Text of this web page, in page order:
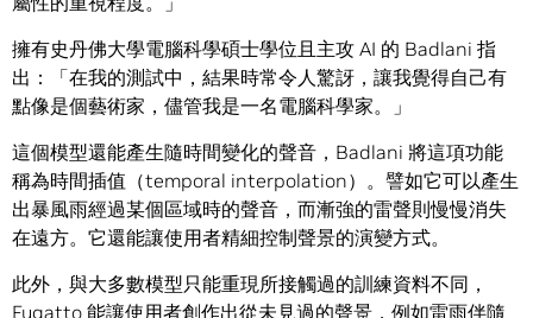
擁有史丹佛大學電腦科學碩士學位且主攻 AI 的 Badlani 指
出：「在我的測試中，結果時常令人驚訝，讓我覺得自己有
點像是個藝術家，儘管我是一名電腦科學家。」
這個模型還能產生隨時間變化的聲音，Badlani 將這項功能
稱為時間插值（temporal interpolation）。譬如它可以產生
出暴風雨經過某個區域時的聲音，而漸強的雷聲則慢慢消失
在遠方。它還能讓使用者精細控制聲景的演變方式。
此外，與大多數模型只能重現所接觸過的訓練資料不同，
Fugatto 能讓使用者創作出從未見過的聲景，例如雷雨伴隨